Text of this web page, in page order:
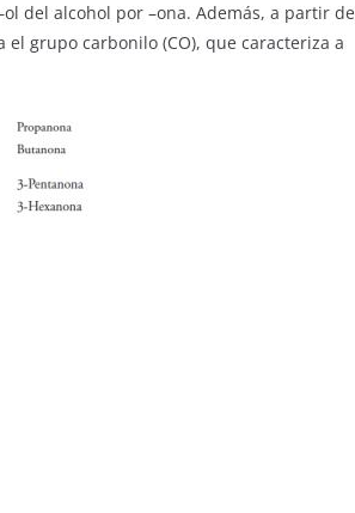
del alcohol por –ona. Además, a partir de
grupo carbonilo (CO), que caracteriza a